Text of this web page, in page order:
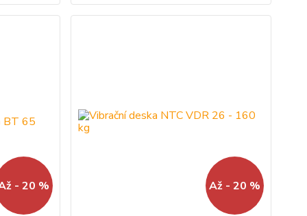
- 20 % Až - 20 %